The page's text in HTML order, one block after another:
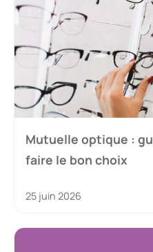
Mutuelle optique :
faire le bon choix
25 juin 2026